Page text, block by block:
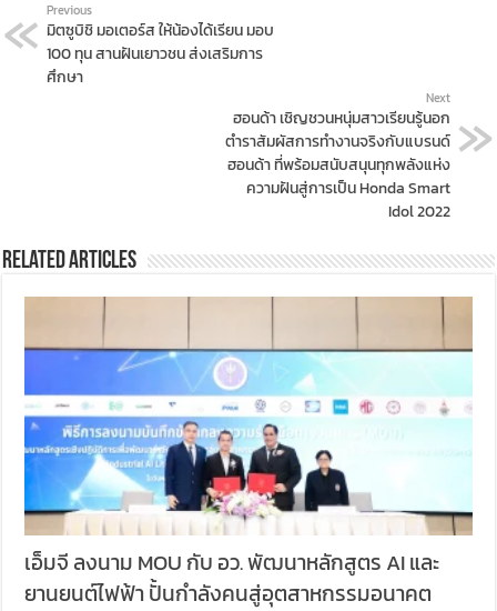
Previous
มิตซูบิชิ มอเตอร์ส ให้น้องได้เรียน มอบ
100 ทุน สานฝันเยาวชน ส่งเสริมการ
ศึกษา
Next
ฮอนด้า เชิญชวนหนุ่มสาวเรียนรู้นอก
ตำราสัมผัสการทำงานจริงกับแบรนด์
ฮอนด้า ที่พร้อมสนับสนุนทุกพลังแห่ง
ความฝันสู่การเป็น Honda Smart
Idol 2022
Related Articles
เอ็มจี ลงนาม MOU กับ อว. พัฒนาหลักสูตร AI และ
ยานยนต์ไฟฟ้า ปั้นกำลังคนสู่อุตสาหกรรมอนาคต